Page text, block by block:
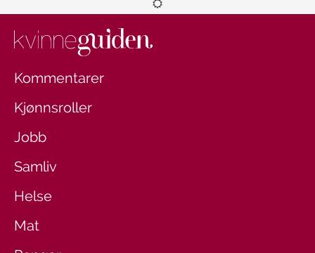
Kommentarer
Kjønnsroller
Jobb
Samliv
Helse
Mat